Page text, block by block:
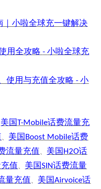
｜小啦全球充一键解决
用全攻略-小啦全球充
使用与充值全攻略-小
美国T-Mobile话费流量充
、 美国 Boost Mobile话费
流量充值、 美国 H2O话
值、 美国SIN话费流量
量充值、 美国Airvoice话